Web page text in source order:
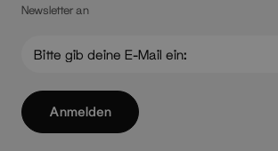
Newsletter an
Anmelden